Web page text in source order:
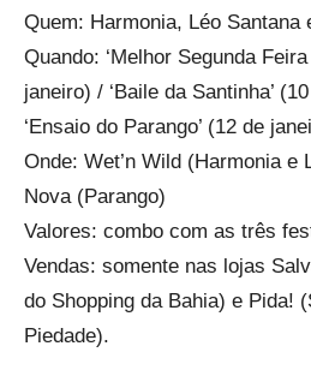
Quem: Harmonia, Léo Santana
Quando: ‘Melhor Segunda
janeiro) / ‘Baile da Santinha’
‘Ensaio do Parango’ (12 de
Onde: Wet’n Wild (Harmonia e
Nova (Parango)
Valores: combo com as três
Vendas: somente nas lojas
do Shopping da Bahia) e Pida!
Piedade).